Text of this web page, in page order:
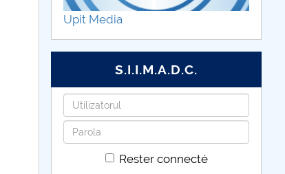
Upit Media
S.I.I.M.A.D.C.
Identifiant
Mot
de
Rester connecté